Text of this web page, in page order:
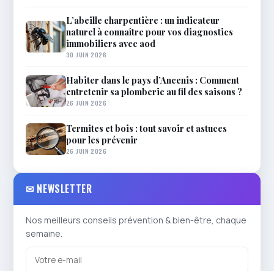
L’abeille charpentière : un indicateur
naturel à connaître pour vos diagnostics
immobiliers avec aod
30 JUIN 2026
Habiter dans le pays d’Ancenis : Comment
entretenir sa plomberie au fil des saisons ?
26 JUIN 2026
Termites et bois : tout savoir et astuces
pour les prévenir
26 JUIN 2026
✉ NEWSLETTER
Nos meilleurs conseils prévention & bien-être, chaque
semaine.